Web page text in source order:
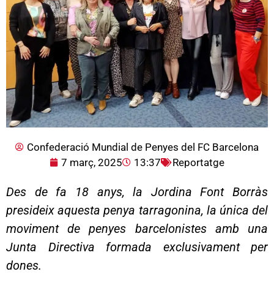
Confederació Mundial de Penyes del FC Barcelona
7 març, 2025
13:37 Reportatge
Des de fa 18 anys, la Jordina Font Borràs
presideix aquesta penya tarragonina, la única del
moviment de penyes barcelonistes amb una
Junta Directiva formada exclusivament per
dones.